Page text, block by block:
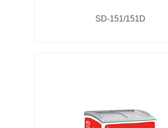
SD-151/151D